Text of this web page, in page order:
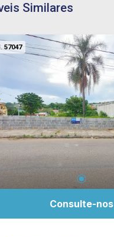
Similares
57047
Consulte-nos